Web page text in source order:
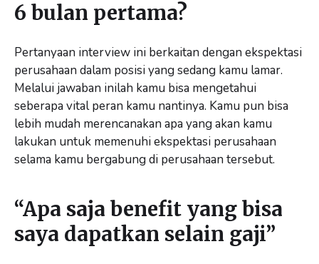
6 bulan pertama?
Pertanyaan interview ini berkaitan dengan ekspektasi
perusahaan dalam posisi yang sedang kamu lamar.
Melalui jawaban inilah kamu bisa mengetahui
seberapa vital peran kamu nantinya. Kamu pun bisa
lebih mudah merencanakan apa yang akan kamu
lakukan untuk memenuhi ekspektasi perusahaan
selama kamu bergabung di perusahaan tersebut.
“Apa saja benefit yang bisa
saya dapatkan selain gaji”